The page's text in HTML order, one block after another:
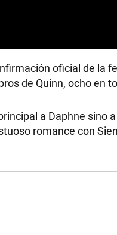
oficial de la
de Quinn, ocho en
a Daphne sino
romance con